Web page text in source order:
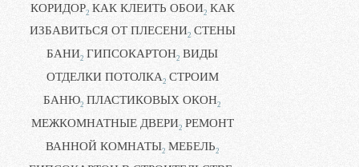
КОРИДОР2 КАК КЛЕИТЬ ОБОИ2 КАК
ИЗБАВИТЬСЯ ОТ ПЛЕСЕНИ2 СТЕНЫ
БАНИ2 ГИПСОКАРТОН2 ВИДЫ
ОТДЕЛКИ ПОТОЛКА2 СТРОИМ
БАНЮ2 ПЛАСТИКОВЫХ ОКОН2
МЕЖКОМНАТНЫЕ ДВЕРИ2 РЕМОНТ
ВАННОЙ КОМНАТЫ2 МЕБЕЛЬ2